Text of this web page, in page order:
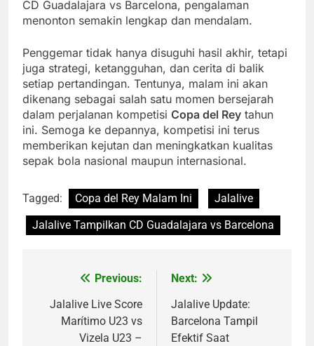
CD Guadalajara vs Barcelona, pengalaman
menonton semakin lengkap dan mendalam.
Penggemar tidak hanya disuguhi hasil akhir, tetapi
juga strategi, ketangguhan, dan cerita di balik
setiap pertandingan. Tentunya, malam ini akan
dikenang sebagai salah satu momen bersejarah
dalam perjalanan kompetisi Copa del Rey tahun
ini. Semoga ke depannya, kompetisi ini terus
memberikan kejutan dan meningkatkan kualitas
sepak bola nasional maupun internasional.
Tagged: Copa del Rey Malam Ini
Jalalive
Jalalive Tampilkan CD Guadalajara vs Barcelona
navigation
Previous:
Jalalive Live Score
Marítimo U23 vs
Vizela U23 –
Next:
Jalalive Update:
Barcelona Tampil
Efektif Saat